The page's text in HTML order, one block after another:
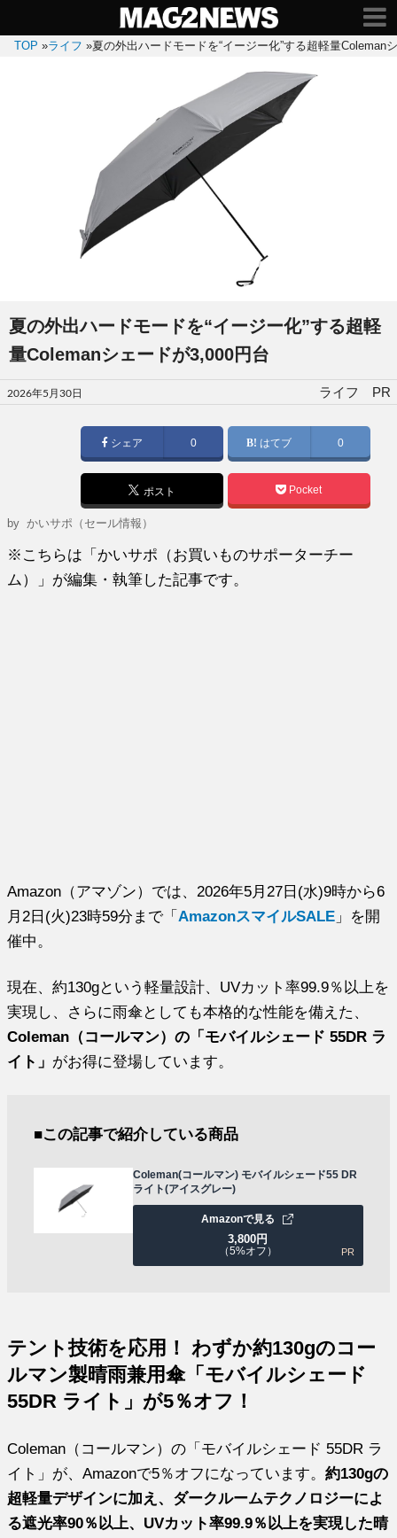
TOP »ライフ »夏の外出ハードモードを“イージー化”する超軽量Coleman
夏の外出ハードモードを“イージー化”する超軽
量Colemanシェードが3,000円台
投
稿
2026年5月30日 ライフ PR
シェア 0 はてブ 0
ポスト Pocket
byかいサポ（セール情報）
※こちらは「かいサポ（お買いものサポーターチー
ム）」が編集・執筆した記事です。
Amazon（アマゾン）では、2026年5月27日(水)9時から6
月2日(火)23時59分まで「 AmazonスマイルSALE 」を開
催中。
現在、約130gという軽量設計、UVカット率99.9％以上を
実現し、さらに雨傘としても本格的な性能を備えた、
Coleman（コールマン）の「モバイルシェード 55DR ラ
イト」 がお得に登場しています。
■この記事で紹介している商品
Coleman(コールマン) モバイルシェード55 DR
ライト(アイスグレー)
3,800円
（5%オフ）
Amazonで見る
PR
テント技術を応用！ わずか約130gのコー
ルマン製晴雨兼用傘「モバイルシェード
55DR ライト」が5％オフ！
Coleman（コールマン）の「モバイルシェード 55DR ラ
イト」が、Amazonで5％オフになっています。約130gの
超軽量デザインに加え、ダークルームテクノロジーによ
る遮光率90％以上、UVカット率99.9％以上を実現した晴